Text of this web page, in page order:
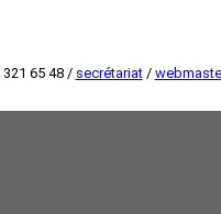
65 48 / secrétariat/